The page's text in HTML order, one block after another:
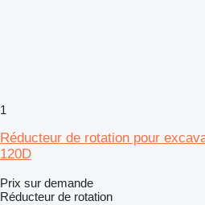
1
Réducteur de rotation pour
120D
Prix sur demande
Réducteur de rotation